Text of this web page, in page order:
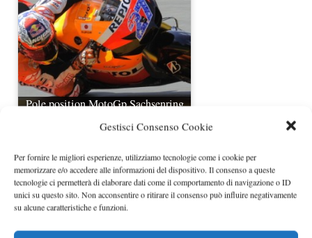
Gestisci Consenso Cookie
Per fornire le migliori esperienze, utilizziamo tecnologie come i cookie per
memorizzare e/o accedere alle informazioni del dispositivo. Il consenso a queste
tecnologie ci permetterà di elaborare dati come il comportamento di navigazione o ID
unici su questo sito. Non acconsentire o ritirare il consenso può influire negativamente
su alcune caratteristiche e funzioni.
Pole position MotoGp Sachsenring